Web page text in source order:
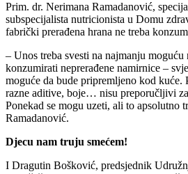
Prim. dr. Nerimana Ramadanović,
subspecijalista nutricionista u Domu
fabrički prerađena hrana ne treba
– Unos treba svesti na najmanju moguću
konzumirati neprerađene namirnice –
moguće da bude pripremljeno kod kuće.
razne aditive, boje… nisu preporučljivi
Ponekad se mogu uzeti, ali to apsolutno
Ramadanović.
Djecu nam truju smećem!
I Dragutin Bošković, predsjednik